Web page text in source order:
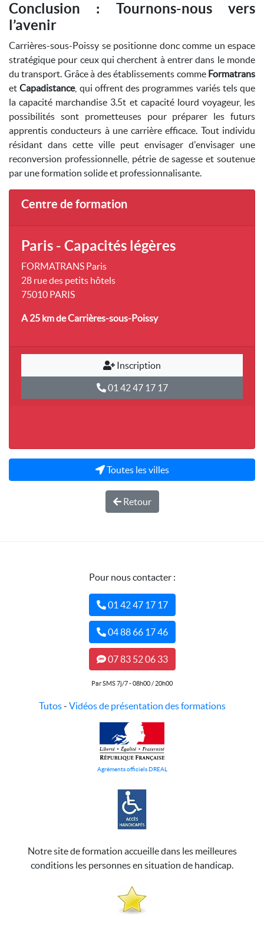
Conclusion : Tournons-nous vers
l’avenir
Carrières-sous-Poissy se positionne donc comme un espace
stratégique pour ceux qui cherchent à entrer dans le monde
du transport. Grâce à des établissements comme Formatrans
etCapadistance, qui offrent des programmes variés tels que
la capacité marchandise 3.5t et capacité lourd voyageur, les
possibilités sont prometteuses pour préparer les futurs
apprentis conducteurs à une carrière efficace. Tout individu
résidant dans cette ville peut envisager d'envisager une
reconversion professionnelle, pétrie de sagesse et soutenue
par une formation solide et professionnalisante.
Centre de formation
Paris - Capacités légères
FORMATRANS Paris
28 rue des petits hôtels
75010 PARIS
A 25 kmde Carrières-sous-Poissy
Inscription
01 42 47 17 17
Toutes les villes
Retour
Pour nous contacter :
01 42 47 17 17
04 88 66 17 46
07 83 52 06 33
Par SMS 7j/7 - 08h00 / 20h00
Tutos- Vidéos de présentation des formations
Agréments officiels DREAL
Notre site de formation accueille dans les meilleures
conditions les personnes en situation de handicap.